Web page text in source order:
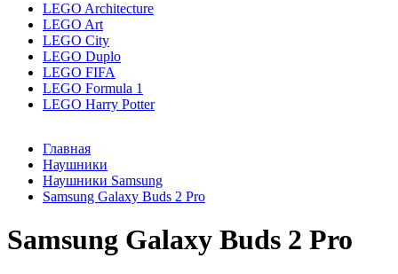
LEGO Architecture
LEGO Art
LEGO City
LEGO Duplo
LEGO FIFA
LEGO Formula 1
LEGO Harry Potter
Главная
Наушники
Наушники Samsung
Samsung Galaxy Buds 2 Pro
Samsung Galaxy Buds 2 Pro